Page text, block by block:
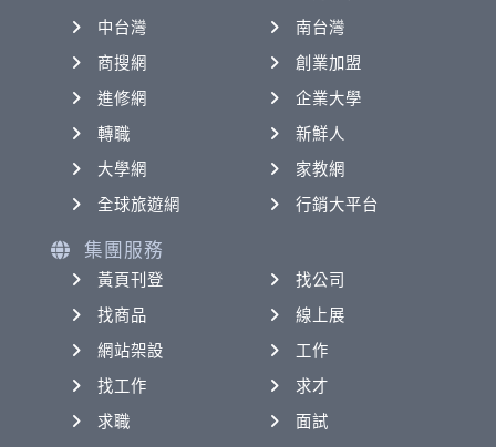
中台灣
南台灣
商搜網
創業加盟
進修網
企業大學
轉職
新鮮人
大學網
家教網
全球旅遊網
行銷大平台
集團服務
黃頁刊登
找公司
找商品
線上展
網站架設
工作
找工作
求才
求職
面試